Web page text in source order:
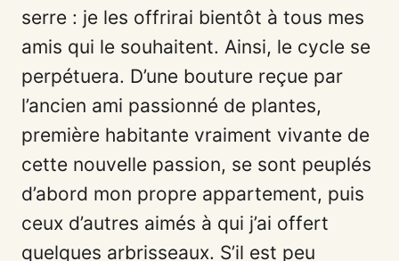
serre : je les offrirai bientôt à tous mes
amis qui le souhaitent. Ainsi, le cycle se
perpétuera. D’une bouture reçue par
l’ancien ami passionné de plantes,
première habitante vraiment vivante de
cette nouvelle passion, se sont peuplés
d’abord mon propre appartement, puis
ceux d’autres aimés à qui j’ai offert
quelques arbrisseaux. S’il est peu